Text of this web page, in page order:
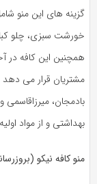
گزینه های این منو
خورشت سبزی، چلو
همچنین این کافه در
مشتریان قرار می
بادمجان،
بهداشتی و از مواد
منو کافه نیکو (بروزرسانی